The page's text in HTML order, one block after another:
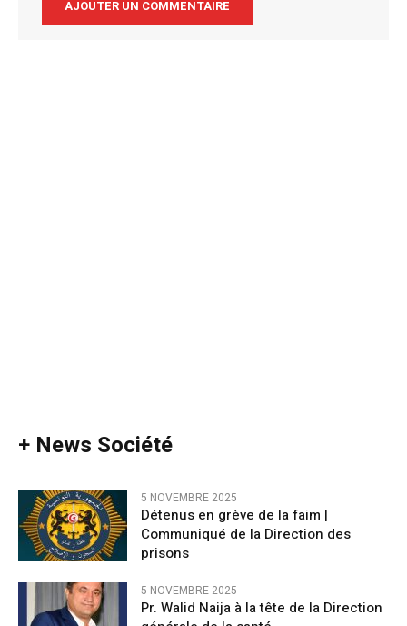
+ News Société
5 NOVEMBRE 2025
Détenus en grève de la faim |
Communiqué de la Direction des
prisons
5 NOVEMBRE 2025
Pr. Walid Naija à la tête de la Direction